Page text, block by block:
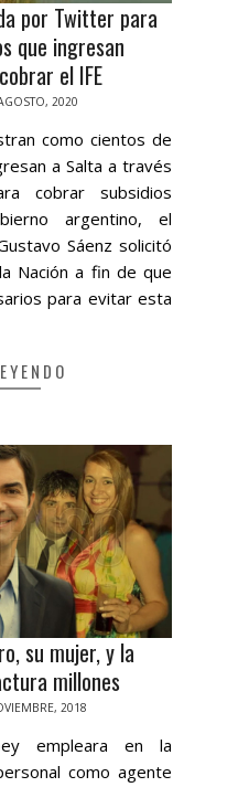
por Twitter para
que ingresan
el IFE
2020
como cientos de
a Salta a través
cobrar subsidios
argentino, el
Sáenz solicitó
Nación a fin de que
para evitar esta
su mujer, y la
millones
2018
empleara en la
como agente